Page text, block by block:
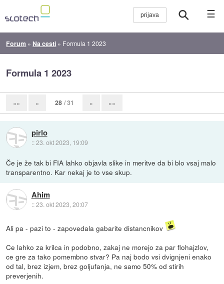
☰
Forum » Na cesti » Formula 1 2023
Formula 1 2023
«« « 28 / 31 » »»
pirlo
::23. okt 2023, 19:09
Če je že tak bi FIA lahko objavla slike in meritve da bi blo vsaj malo
transparentno. Kar nekaj je to vse skup.
Ahim
::23. okt 2023, 20:07
Ali pa - pazi to - zapovedala gabarite distancnikov
Ce lahko za krilca in podobno, zakaj ne morejo za par flohajzlov,
ce gre za tako pomembno stvar? Pa naj bodo vsi dvignjeni enako
od tal, brez izjem, brez goljufanja, ne samo 50% od stirih
preverjenih.